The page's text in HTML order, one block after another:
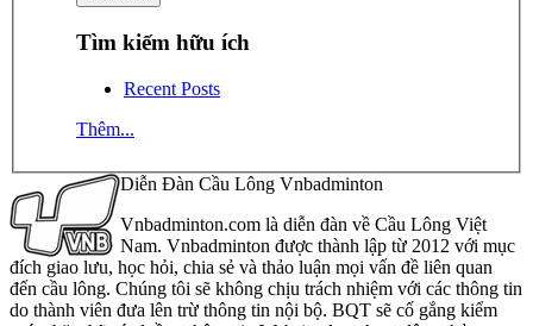
Tìm kiếm hữu ích
Recent Posts
Thêm...
Diễn Đàn Cầu Lông Vnbadminton
Vnbadminton.com là diễn đàn về Cầu Lông Việt
Nam. Vnbadminton được thành lập từ 2012 với mục
đích giao lưu, học hỏi, chia sẻ và thảo luận mọi vấn đề liên quan
đến cầu lông. Chúng tôi sẽ không chịu trách nhiệm với các thông tin
do thành viên đưa lên trừ thông tin nội bộ. BQT sẽ cố gắng kiểm